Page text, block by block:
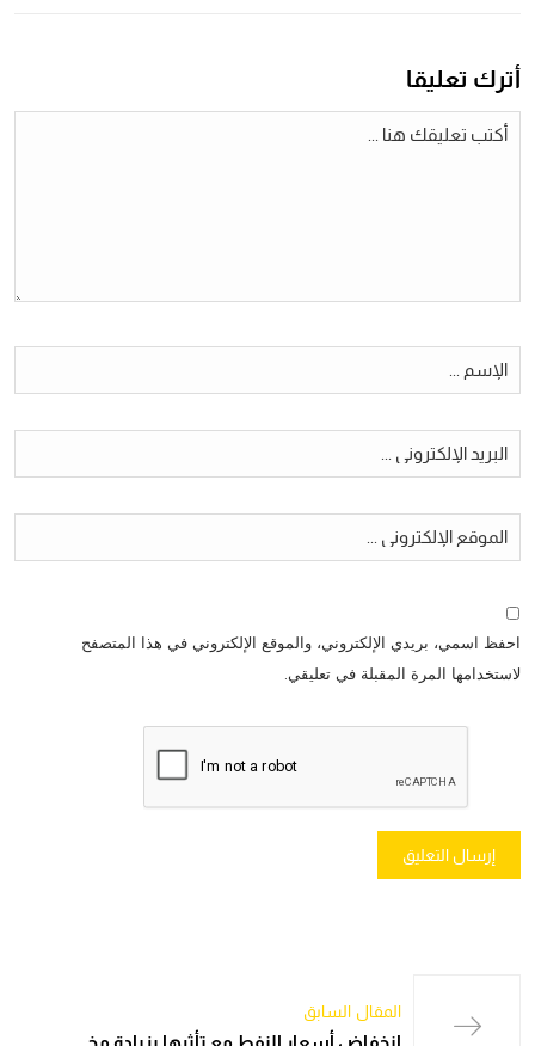
أترك تعليقا
احفظ اسمي، بريدي الإلكتروني، والموقع الإلكتروني في هذا المتصفح
لاستخدامها المرة المقبلة في تعليقي.
المقال السابق